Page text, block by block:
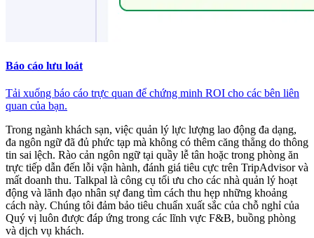
Báo cáo lưu loát
Tải xuống báo cáo trực quan để chứng minh ROI cho các bên liên
quan của bạn.
Trong ngành khách sạn, việc quản lý lực lượng lao động đa dạng,
đa ngôn ngữ đã đủ phức tạp mà không có thêm căng thẳng do thông
tin sai lệch. Rào cản ngôn ngữ tại quầy lễ tân hoặc trong phòng ăn
trực tiếp dẫn đến lỗi vận hành, đánh giá tiêu cực trên TripAdvisor và
mất doanh thu. Talkpal là công cụ tối ưu cho các nhà quản lý hoạt
động và lãnh đạo nhân sự đang tìm cách thu hẹp những khoảng
cách này. Chúng tôi đảm bảo tiêu chuẩn xuất sắc của chỗ nghỉ của
Quý vị luôn được đáp ứng trong các lĩnh vực F&B, buồng phòng
và dịch vụ khách.